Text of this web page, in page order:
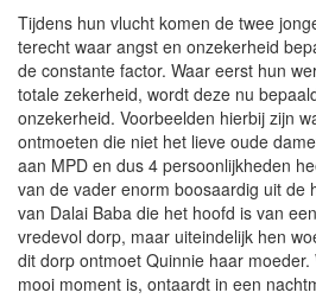
Tijdens hun vlucht komen de twee
terecht waar angst en onzekerheid
de constante factor. Waar eerst hun
totale zekerheid, wordt deze nu
onzekerheid. Voorbeelden hierbij zijn
ontmoeten die niet het lieve oude
aan MPD en dus 4 persoonlijkheden
van de vader enorm boosaardig uit de
van Dalai Baba die het hoofd is van
vredevol dorp, maar uiteindelijk hen
dit dorp ontmoet Quinnie haar
mooi moment is, ontaardt in een